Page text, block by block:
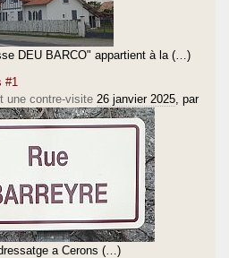
DEU BARCO" appartient à la (…)
#1
une contre-visite 26 janvier 2025 , par
a Cerons (…)